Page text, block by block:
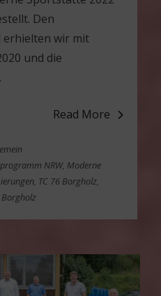
Den
erhielten wir mit
und die
Read More
NRW, Moderne
, TC 76 Borgholz,
Borgholz